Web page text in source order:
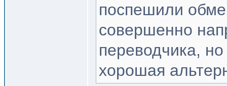
поспешили
совершенно
переводчика,
хорошая